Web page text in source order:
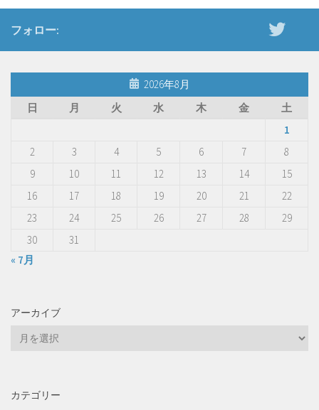
フォロー:
2026年8月
日
月 火 水 木 金
土
1
2
3 4 5 6 7
8
9
10 11 12 13 14
15
16
17 18 19 20 21
22
23
24 25 26 27 28
29
30
31
« 7月
アーカイブ
ブ
カテゴリー